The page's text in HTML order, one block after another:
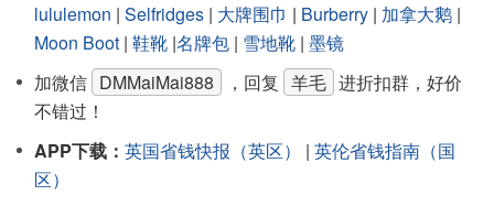
lululemon | Selfridges | 大牌围巾 | Burberry | 加拿大鹅 |
Moon Boot | 鞋靴 |名牌包 | 雪地靴 | 墨镜
加微信 DMMaiMai888 ，回复 羊毛 进折扣群，好价
不错过！
APP下载： 英国省钱快报（英区） | 英伦省钱指南（国
区）